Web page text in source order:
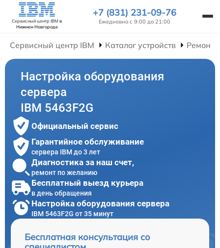
Сервисный центр IBM в
Нижнем Новгороде
+7 (831) 231-09-76
Ежедневно с 9:00 до 21:00
Сервисный центр IBM Каталог устройств Ремонт
Настройка оборудования
сервера
IBM 5463F2G
Официальный сервис
Гарантийное обслуживание
сервера IBM до 3 лет
Диагностика за наш счет,
ремонт по желанию
Бесплатный выезд курьера
в день обращения
Настройка оборудования сервера
IBM 5463F2G от 35 минут
Бесплатная консультация со